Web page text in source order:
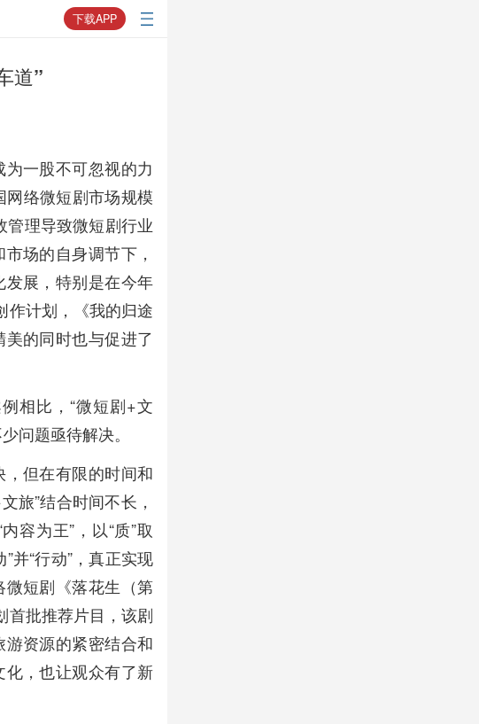
下载APP
道”
一股不可忽视的力
络微短剧市场规模
管理导致微短剧行业
场的自身调节下，
展，特别是在今年
作计划，《我的归途
的同时也与促进了
相比，“微短剧+文
问题亟待解决。
但在有限的时间和
旅”结合时间不长，
容为王”，以“质”取
并“行动”，真正实现
短剧《落花生（第
首批推荐片目，该剧
资源的紧密结合和
，也让观众有了新